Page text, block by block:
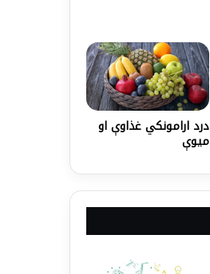
درد ارامونکي غذاوې او
میوې